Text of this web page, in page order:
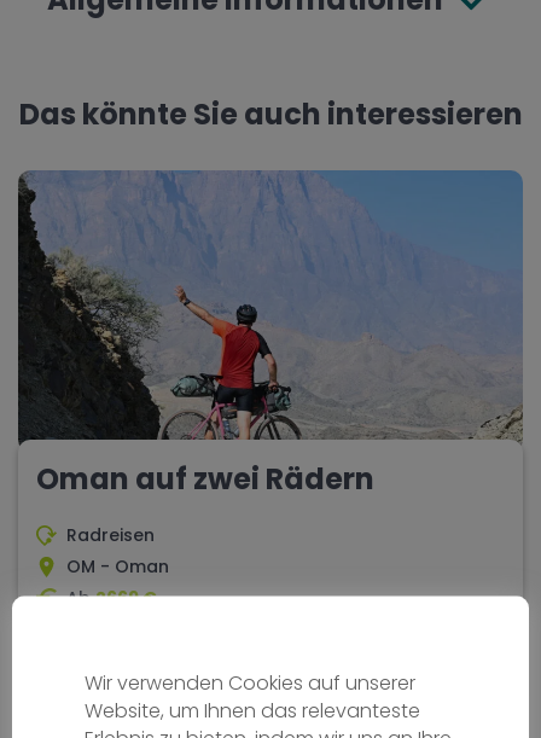
Das könnte Sie auch interessieren
Oman auf zwei Rädern
Radreisen
OM - Oman
Ab2669 €
10 Tage Schwierigkeit - media
Wir verwenden Cookies auf unserer
Website, um Ihnen das relevanteste